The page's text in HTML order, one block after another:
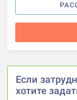
Если
хотите